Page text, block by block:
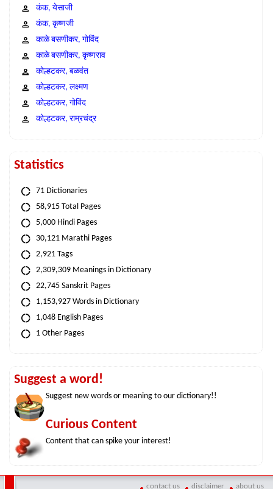
कंक, येसाजी
कंक, कृष्णजी
काळे बसणीकर, गोविंद
काळे बसणीकर, कृष्णराव
कोल्हटकर, बळवंत
कोल्हटकर, लक्ष्मण
कोल्हटकर, गोविंद
कोल्हटकर, राम्रचंद्र
Statistics
71 Dictionaries
58,915 Total Pages
5,000 Hindi Pages
30,121 Marathi Pages
2,921 Tags
2,309,309 Meanings in Dictionary
22,745 Sanskrit Pages
1,153,927 Words in Dictionary
1,048 English Pages
1 Other Pages
Suggest a word!
Suggest new words or meaning to our dictionary!!
Curious Content
Content that can spike your interest!
contact us disclaimer about us